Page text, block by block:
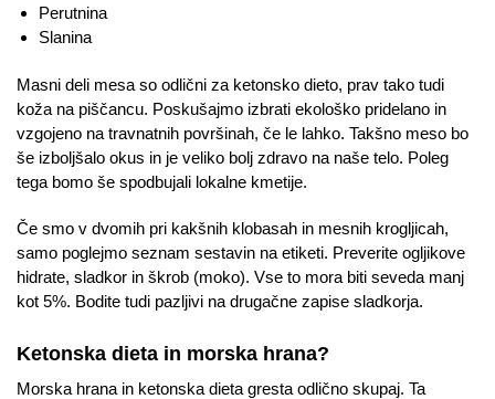
Perutnina
Slanina
Masni deli mesa so odlični za ketonsko dieto, prav tako tudi
koža na piščancu. Poskušajmo izbrati ekološko pridelano in
vzgojeno na travnatnih površinah, če le lahko. Takšno meso bo
še izboljšalo okus in je veliko bolj zdravo na naše telo. Poleg
tega bomo še spodbujali lokalne kmetije.
Če smo v dvomih pri kakšnih klobasah in mesnih krogljicah,
samo poglejmo seznam sestavin na etiketi. Preverite ogljikove
hidrate, sladkor in škrob (moko). Vse to mora biti seveda manj
kot 5%. Bodite tudi pazljivi na drugačne zapise sladkorja.
Ketonska dieta in morska hrana?
Morska hrana in ketonska dieta gresta odlično skupaj. Ta